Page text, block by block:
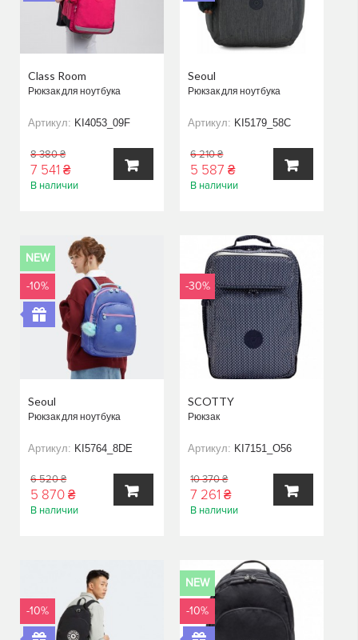
Class Room
Рюкзак для ноутбука
Артикул: KI4053_09F
8 380 ₴
7 541 ₴
В наличии
Seoul
Рюкзак для ноутбука
Артикул: KI5179_58C
6 210 ₴
5 587 ₴
В наличии
NEW
-10%
Seoul
Рюкзак для ноутбука
Артикул: KI5764_8DE
6 520 ₴
5 870 ₴
В наличии
-30%
SCOTTY
Рюкзак
Артикул: KI7151_O56
10 370 ₴
7 261 ₴
В наличии
-10%
NEW
-10%